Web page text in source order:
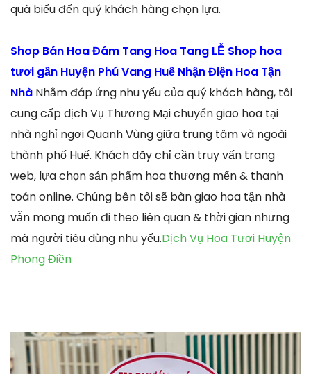
quà biếu đến quý khách hàng chọn lựa.
Shop Bán Hoa Đám Tang Hoa Tang LỄ Shop hoa
tươi gần Huyện Phú Vang Huế Nhận Điện Hoa Tận
Nhà Nhằm đáp ứng nhu yếu của quý khách hàng, tôi
cung cấp dịch Vụ Thương Mại chuyển giao hoa tại
nhà nghỉ ngơi Quanh Vùng giữa trung tâm và ngoài
thành phố Huế. Khách dãy chỉ cần truy vấn trang
web, lựa chọn sản phẩm hoa thương mến & thanh
toán online. Chúng bên tôi sẽ bàn giao hoa tận nhà
vẫn mong muốn đi theo liên quan & thời gian nhưng
mà người tiêu dùng nhu yếu.Dịch Vụ Hoa Tươi Huyện
Phong Điền